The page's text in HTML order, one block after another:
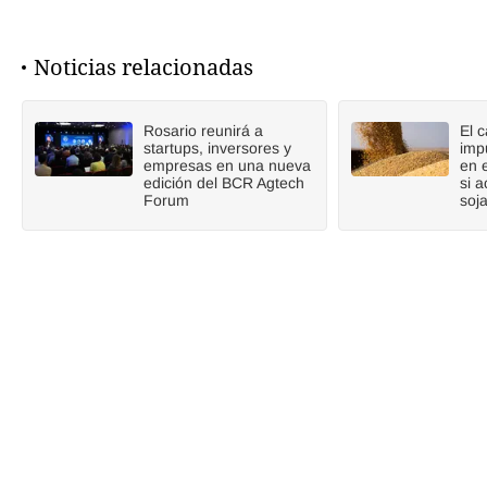
Noticias relacionadas
Rosario reunirá a
startups, inversores y
empresas en una nueva
edición del BCR Agtech
Forum
El
en
si
soja